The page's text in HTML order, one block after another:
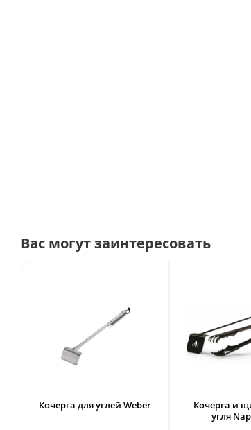
Вас могут заинтересовать
Кочерга для углей Weber
Кочерга и
угля